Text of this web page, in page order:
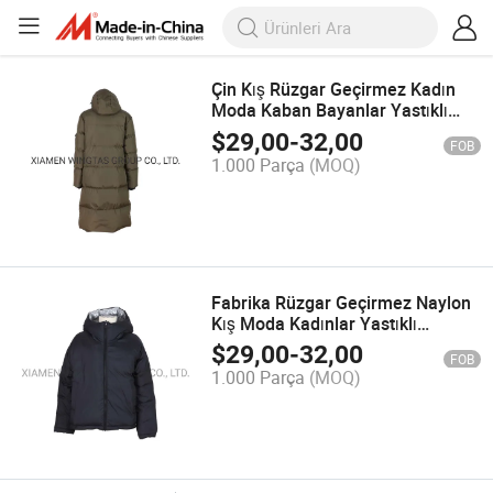
Çin Kış Rüzgar Geçirmez Kadın
Moda Kaban Bayanlar Yastıklı
Erkek Su Geçirmez Bomber Ceket
$29,00-32,00 FOB
1.000 Parça (MOQ)
Fabrika Rüzgar Geçirmez Naylon
Kış Moda Kadınlar Yastıklı
Bomber Kadın Ceket Aşağı Kaban
$29,00-32,00 FOB
1.000 Parça (MOQ)